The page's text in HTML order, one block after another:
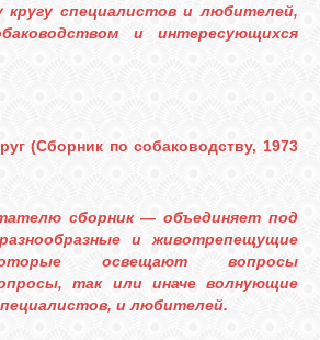
кругу специалистов и любителей,
и интересующихся
(Сборник по собаководству, 1973
сборник — объединяет под
и животрепещущие
освещают вопросы
так или иначе волнующие
и любителей.